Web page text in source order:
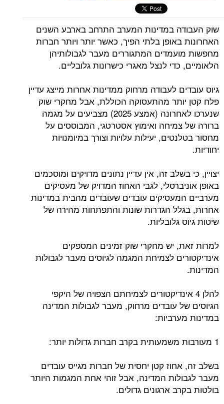
שוק העבודה במדינות המערב התרחב בארבע השנים
האחרונות באופן בלתי הפיך, כאשר יותר ויותר חברות
מחפשות מועמדים המתגוררים מעבר לגבולותיהן
הלאומיים, כדי לנצל מאגרי כישרונות גלובליים.
גיוס עובדים לעבודה מרחוק ממדינות אחרות מייצג עדיין
פלח קטן יותר מהתעסוקה הכוללת, אבל מחקרי שוק
שנערכו לאחרונה (אמצע 2025) מצביעים על מגמה
ברורה של צמיחה ואימוץ אסטרטגי, המבוססים על
מחסור בטלנטים, יעילות עלויות וצורך במיומנויות
יחודיות.
יצויין, כי בשלב זה, אין עדיין נתונים מדויקים ומוסכמים
באופן אוניברסלי, לגבי האחוז המדויק של מעסיקים
מערביים המעסיקים עובדים שעובדים מהבית במדינות
אחרות, בגלל הגדרות שונות והתפתחות מהירה של
שיטות גיוס גלובליות.
למרות זאת, יש מחקרי שוק זמינים המספקים
אינדיקטורים לצמיחת המגמה לגיוסים מעבר לגבולות
המדינות.
להלן 4 אינדיקטורים לצמיחתם הצפויה של היקפי
הגיוסים של עובדים מרחוק, מעבר לגבולות המדינה
במדינות מערביות:
1 מעורבות משמעותית בקרב חברות גדולות יותר:
בשלב זה, אחוז קטן יחסית של חברות מגייס עובדים
מעבר לגבולות המדינה, אבל זוהי אחת המגמות היותר
בולטות בקרב ארגונים גדולים.